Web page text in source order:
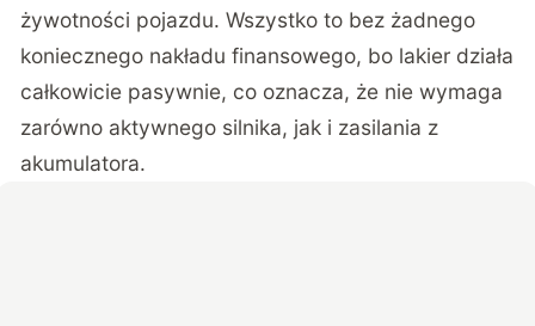
żywotności pojazdu. Wszystko to bez żadnego
koniecznego nakładu finansowego, bo lakier działa
całkowicie pasywnie, co oznacza, że nie wymaga
zarówno aktywnego silnika, jak i zasilania z
akumulatora.